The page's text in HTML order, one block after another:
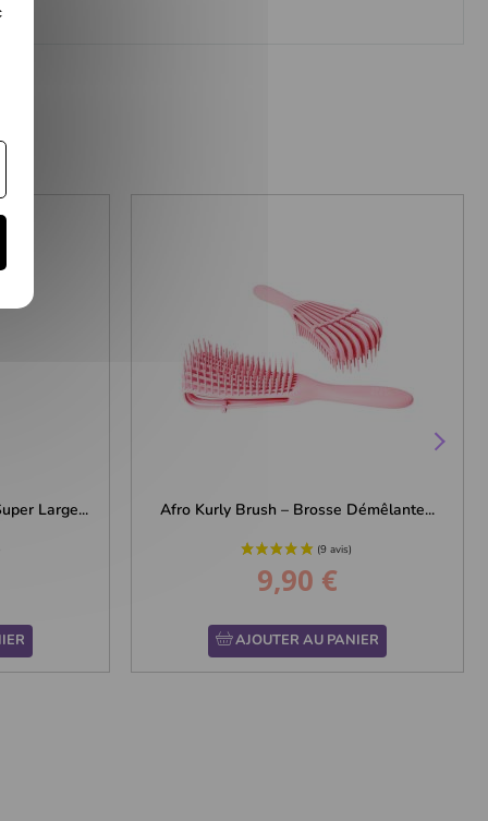
Large... Afro Kurly Brush – Brosse Démêlante...
Prix
9,90 €
AJOUTER AU PANIER